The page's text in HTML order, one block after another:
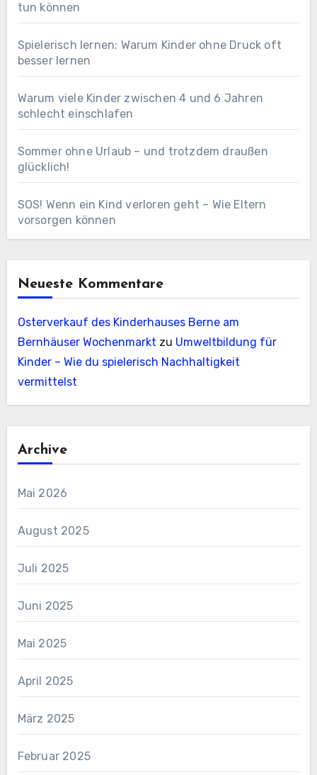
tun können
Spielerisch lernen: Warum Kinder ohne Druck oft
besser lernen
Warum viele Kinder zwischen 4 und 6 Jahren
schlecht einschlafen
Sommer ohne Urlaub – und trotzdem draußen
glücklich!
SOS! Wenn ein Kind verloren geht – Wie Eltern
vorsorgen können
Neueste Kommentare
Osterverkauf des Kinderhauses Berne am
Bernhäuser Wochenmarkt zu Umweltbildung für
Kinder – Wie du spielerisch Nachhaltigkeit
vermittelst
Archive
Mai 2026
August 2025
Juli 2025
Juni 2025
Mai 2025
April 2025
März 2025
Februar 2025